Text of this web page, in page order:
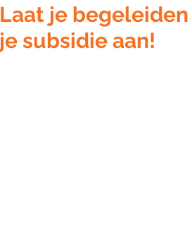
Laat je
je subsidie aan!